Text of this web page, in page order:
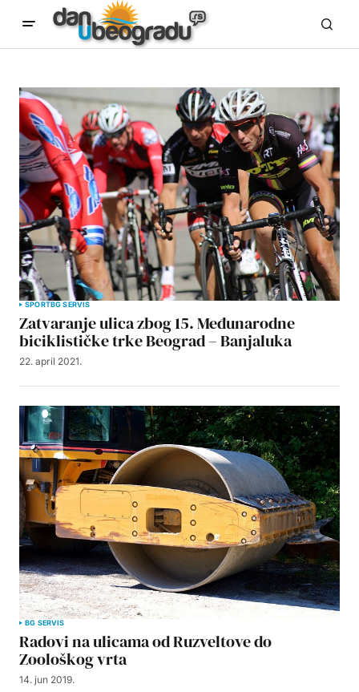
SPORTBG SERVIS
Zatvaranje ulica zbog 15. Međunarodne
biciklističke trke Beograd – Banjaluka
22. april 2021.
BG SERVIS
Radovi na ulicama od Ruzveltove do
Zoološkog vrta
14. jun 2019.